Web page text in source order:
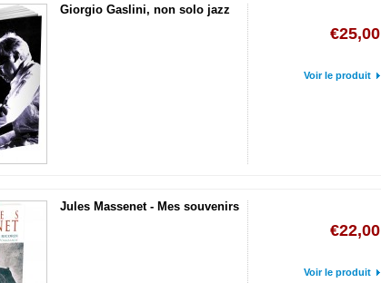
Giorgio Gaslini, non solo jazz
€25,00
Voir le produit
Jules Massenet - Mes souvenirs
€22,00
Voir le produit